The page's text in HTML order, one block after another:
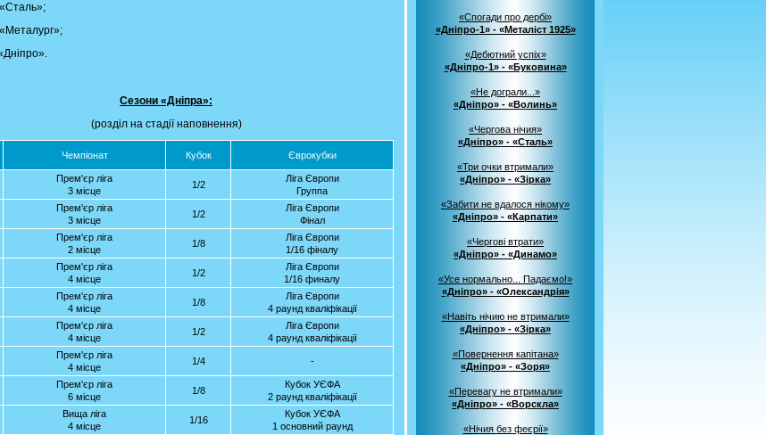
Сезони «Дніпра»:
(розділ на стадії наповнення)
Чемпіонат Кубок Єврокубки
Прем'єр ліга
3 місце
1/2
Ліга Європи
Группа
Прем'єр ліга
3 місце
1/2
Ліга Європи
Фінал
Прем'єр ліга
2 місце
1/8
Ліга Європи
1/16 фіналу
Прем'єр ліга
4 місце
1/2
Ліга Європи
1/16 финалу
Прем'єр ліга
4 місце
1/8
Ліга Європи
4 раунд кваліфікації
Прем'єр ліга
4 місце
1/2
Ліга Європи
4 раунд кваліфікації
Прем'єр ліга
4 місце
1/4 -
Прем'єр ліга
6 місце
1/8
Кубок УЄФА
2 раунд кваліфікації
Вища ліга
4 місце
1/16
Кубок УЄФА
1 основний раунд
«Спогади про дербі»
«Дніпро-1» - «Металіст 1925»
«Дебютний успіх»
«Дніпро-1» - «Буковина»
«Не дограли...»
«Дніпро» - «Волинь»
«Чергова нічия»
«Дніпро» - «Сталь»
«Три очки втримали»
«Дніпро» - «Зірка»
«Забити не вдалося нікому»
«Дніпро» - «Карпати»
«Чергові втрати»
«Дніпро» - «Динамо»
«Усе нормально... Падаємо!»
«Дніпро» - «Олександрія»
«Навіть нічию не втримали»
«Дніпро» - «Зірка»
«Повернення капітана»
«Дніпро» - «Зоря»
«Перевагу не втримали»
«Дніпро» - «Ворскла»
«Нічия без феєрії»